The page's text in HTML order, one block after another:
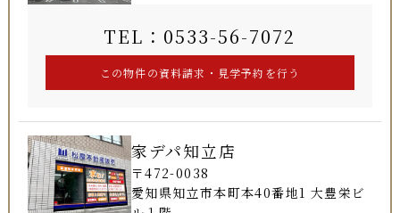
TEL：0533-56-7072
家デパ知立店
〒472-0038
愛知県知立市本町本40番地1 大豊栄ビ